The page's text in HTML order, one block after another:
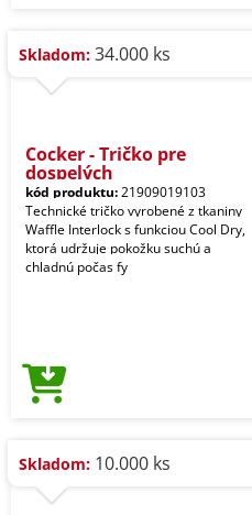
Skladom: 34.000 ks
Cocker - Tričko pre
dospelých
kód produktu:21909019103
Technické tričko vyrobené z tkaniny
Waffle Interlock s funkciou Cool Dry,
ktorá udržuje pokožku suchú a
chladnú počas fy
Skladom: 10.000 ks